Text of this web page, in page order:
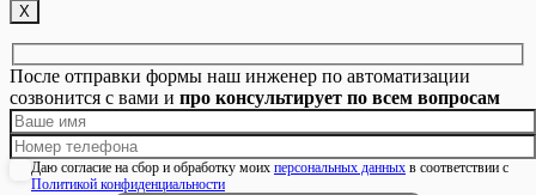
Х
После отправки формы наш инженер по автоматизации
созвонится с вами и про консультирует по всем вопросам
Даю согласие на сбор и обработку моих персональных данных в соответствии с
Политикой конфиденциальности